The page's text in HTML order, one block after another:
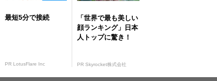
最短5分で接続
PR LotusFlare Inc
「世界で最も美しい
顔ランキング」日本
人トップに驚き！
PR Skyrocket株式会社